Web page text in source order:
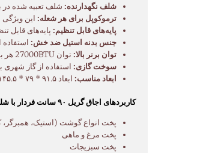
شلف نگهدارنده: شلف تعبیه شده در
ترموکوپل برای هر شعله: این
پایه‌های قابل تنظیم: پایه‌های قابل
جنس بدنه استیل ضد خش:
توان برنر بالا:توان 27000BTU هر برنر، سرعت پخت را افزایش می‌دهد و زمان آماده‌سازی غذا را کاهش می‌دهد.
سوخت گازی: استفاده از گاز
ابعاد مناسب: ابعاد ۹۱.۵ * ۷۹ * ۱۴۵.۵ سانتی‌متر، فضای کافی برای پخت انواع غذاها را فراهم می‌کند.
کاربردهای اجاق گریل ۹۰ سانت فردار با شلف آریا:
پخت انواع گوشت (استیک، همبرگر،
پخت مرغ و ماهی
پخت سبزیجات